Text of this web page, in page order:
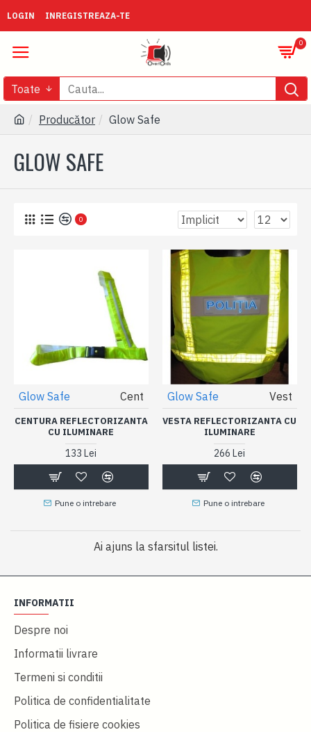
LOGIN INREGISTREAZA-TE
0
Toate
Producător Glow Safe
GLOW SAFE
0
Glow Safe Cent
CENTURA REFLECTORIZANTA
CU ILUMINARE
133 Lei
Pune o intrebare
Glow Safe Vest
VESTA REFLECTORIZANTA CU
ILUMINARE
266 Lei
Pune o intrebare
Ai ajuns la sfarsitul listei.
INFORMATII
Despre noi
Informatii livrare
Termeni si conditii
Politica de confidentialitate
Politica de fisiere cookies